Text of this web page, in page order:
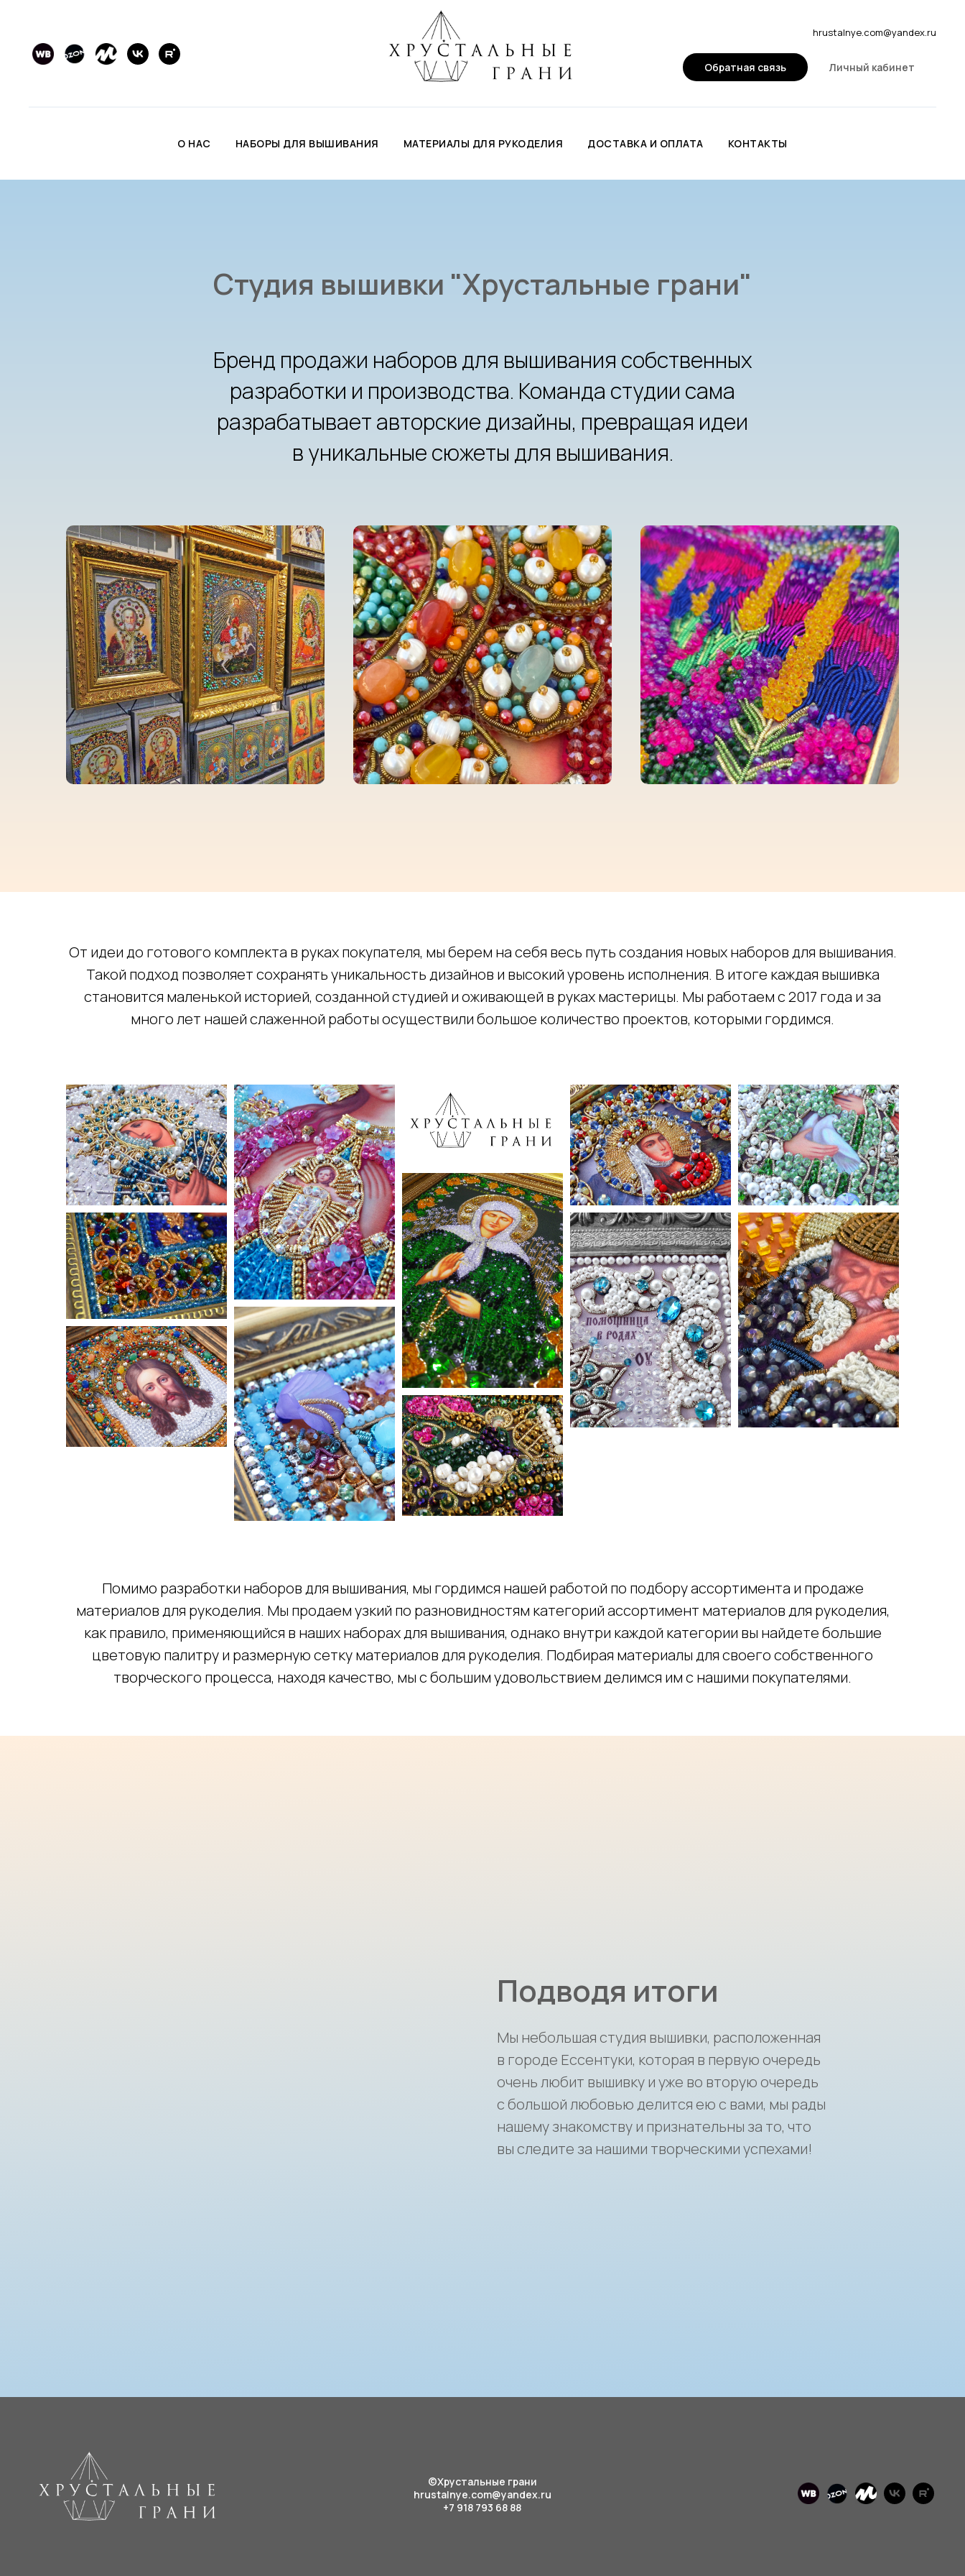
hrustalnye.com@yandex.ru
Обратная связь Личный кабинет
О НАС НАБОРЫ ДЛЯ ВЫШИВАНИЯ МАТЕРИАЛЫ ДЛЯ РУКОДЕЛИЯ ДОСТАВКА И ОПЛАТА КОНТАКТЫ
Студия вышивки "Хрустальные грани"
Бренд продажи наборов для вышивания собственных
разработки и производства. Команда студии сама
разрабатывает авторские дизайны, превращая идеи
в уникальные сюжеты для вышивания.
От идеи до готового комплекта в руках покупателя, мы берем на себя весь путь создания новых наборов для вышивания.
Такой подход позволяет сохранять уникальность дизайнов и высокий уровень исполнения. В итоге каждая вышивка
становится маленькой историей, созданной студией и оживающей в руках мастерицы. Мы работаем с 2017 года и за
много лет нашей слаженной работы осуществили большое количество проектов, которыми гордимся.
Помимо разработки наборов для вышивания, мы гордимся нашей работой по подбору ассортимента и продаже
материалов для рукоделия. Мы продаем узкий по разновидностям категорий ассортимент материалов для рукоделия,
как правило, применяющийся в наших наборах для вышивания, однако внутри каждой категории вы найдете большие
цветовую палитру и размерную сетку материалов для рукоделия. Подбирая материалы для своего собственного
творческого процесса, находя качество, мы с большим удовольствием делимся им с нашими покупателями.
Подводя итоги
Мы небольшая студия вышивки, расположенная
в городе Ессентуки, которая в первую очередь
очень любит вышивку и уже во вторую очередь
с большой любовью делится ею с вами, мы рады
нашему знакомству и признательны за то, что
вы следите за нашими творческими успехами!
©Хрустальные грани
hrustalnye.com@yandex.ru
+7 918 793 68 88